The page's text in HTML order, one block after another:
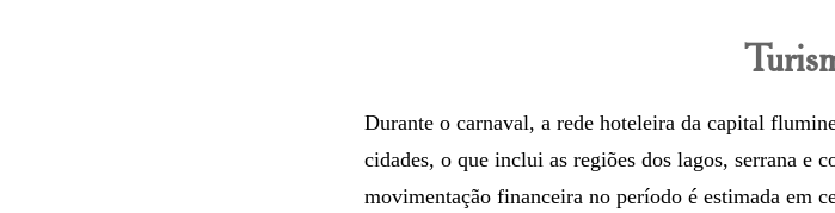
Durante o carnaval, a rede hoteleira da capital
cidades, o que inclui as regiões dos lagos, serrana e
movimentação financeira no período é estimada em